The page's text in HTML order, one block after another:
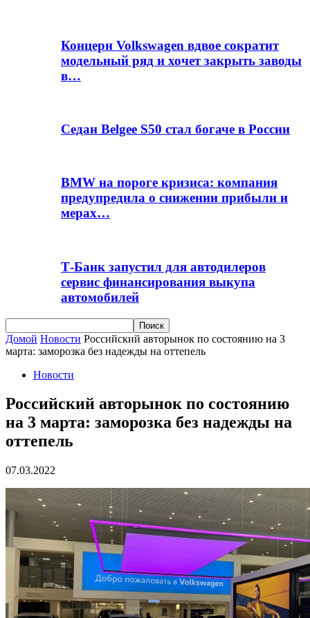
Концерн Volkswagen вдвое сократит
модельный ряд и хочет закрыть заводы
в…
Седан Belgee S50 стал богаче в России
BMW на пороге кризиса: компания
предупредила о снижении прибыли и
мерах…
Т-Банк запустил для автодилеров
сервис финансирования выкупа
автомобилей
Домой Новости Российский авторынок по состоянию на 3
марта: заморозка без надежды на оттепель
Новости
Российский авторынок по состоянию
на 3 марта: заморозка без надежды на
оттепель
07.03.2022